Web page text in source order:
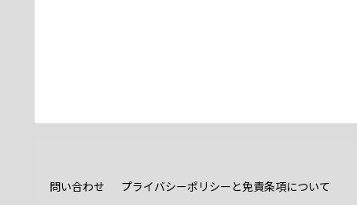
問い合わせ プライバシーポリシーと免責条項について